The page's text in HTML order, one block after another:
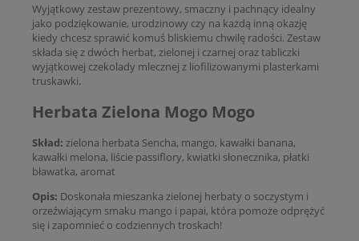
Wyjątkowy zestaw prezentowy, smaczny i pachnący idealny
jako podziękowanie, urodzinowy czy na każdą inną okazję
kiedy chcesz sprawić komuś bliskiemu chwilę radości. Zestaw
składa się z dwóch herbat, zielonej i czarnej oraz tabliczki
wyjątkowej czekolady mlecznej z liofilizowanymi plasterkami
truskawki.
Herbata Zielona Mogo Mogo
Skład: zielona herbata Sencha, mango, kawałki banana,
kawałki melona, liście passiflory, kwiatki słonecznika, płatki
bławatka, aromat
Opis: Doskonała mieszanka zielonej herbaty o soczystym i
orzeźwiającym smaku mango i papai, która pomoże odprężyć
się i zapomnieć o codziennych troskach!